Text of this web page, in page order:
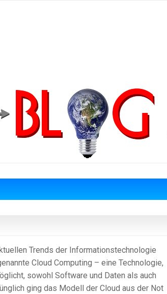
Trends der Informationstechnologie
Cloud Computing – eine Technologie,
sowohl Software und Daten als auch
ging das Modell der Cloud aus der Not